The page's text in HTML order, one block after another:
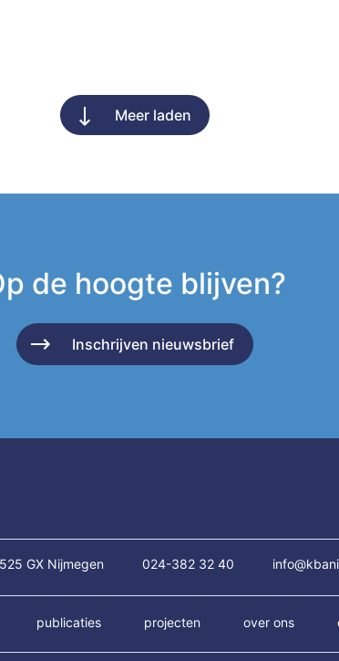
Meer laden
de hoogte blijven?
Inschrijven nieuwsbrief
GX Nijmegen 024-382 32 40
publicaties projecten over ons